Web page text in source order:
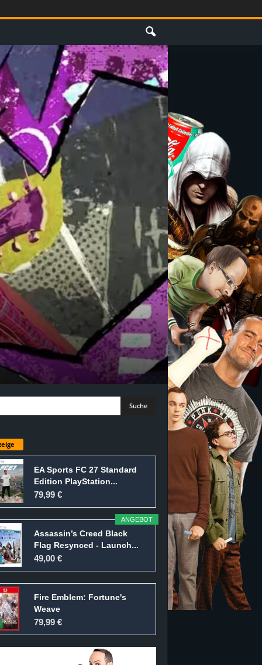
EA Sports FC 27 Standard
Edition PlayStation...
79,99 €
ANGEBOT
Assassin’s Creed Black
Flag Resynced - Launch...
49,00 €
Fire Emblem: Fortune's
Weave
79,99 €